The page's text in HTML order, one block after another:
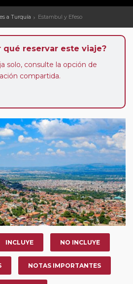
a Turquía Estambul y Efeso
qué reservar este viaje?
solo, consulte la opción de
compartida.
INCLUYE NO INCLUYE
NOTAS IMPORTANTES